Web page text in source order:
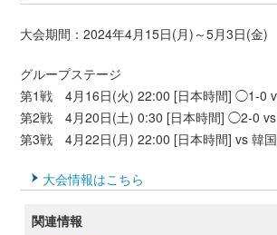
大会期間：2024年4月15日(月)～5月3日(金)
グループステージ
第1戦 4月16日(火) 22:00 [日本時間] ◯1-0
第2戦 4月20日(土) 0:30 [日本時間] ◯2-0 vs
第3戦 4月22日(月) 22:00 [日本時間] vs 韓
大会情報はこちら
関連情報